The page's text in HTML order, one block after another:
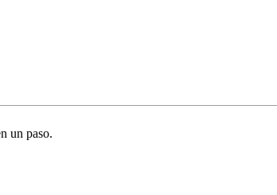
un paso.